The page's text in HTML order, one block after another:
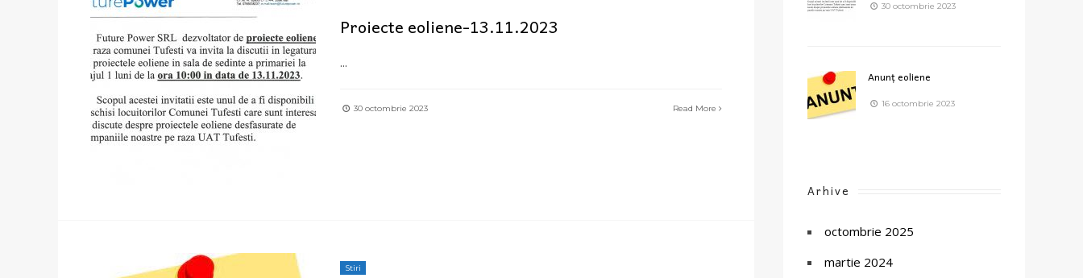
Proiecte eoliene-13.11.2023
...
30 octombrie 2023 Read More
Stiri
30 octombrie 2023
Anunț eoliene
16 octombrie 2023
Arhive
octombrie 2025
martie 2024